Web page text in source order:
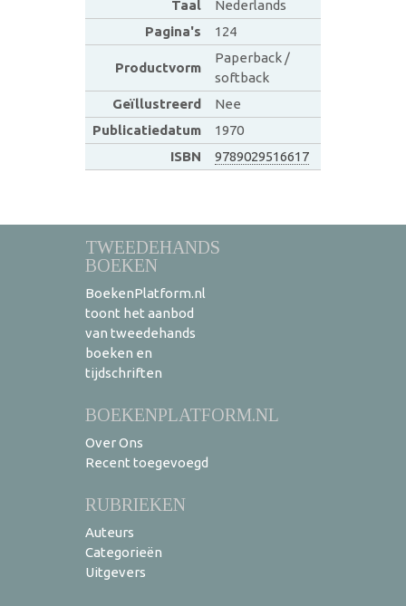
Taal
Nederlands
Pagina's
124
Productvorm
Paperback /
softback
Geïllustreerd
Nee
Publicatiedatum
1970
ISBN
9789029516617
TWEEDEHANDS
BOEKEN
BoekenPlatform.nl
toont het aanbod
van tweedehands
boeken en
tijdschriften
BOEKENPLATFORM.NL
Over Ons
Recent toegevoegd
RUBRIEKEN
Auteurs
Categorieën
Uitgevers